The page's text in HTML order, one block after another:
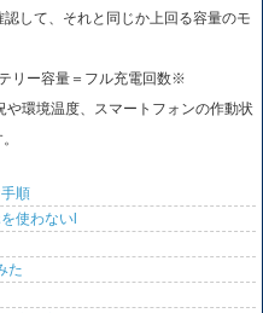
して、それと同じか上回る容量のモ
リー容量＝フル充電回数※
環境温度、スマートフォンの作動状
順
使わないl
た